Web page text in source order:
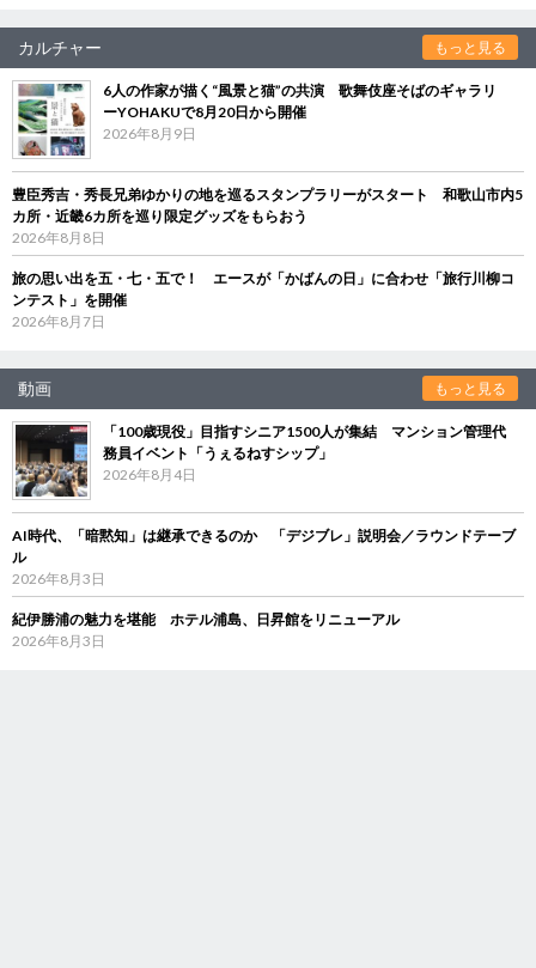
カルチャー もっと見る
6人の作家が描く“風景と猫”の共演 歌舞伎座そばのギャラリ
ーYOHAKUで8月20日から開催
2026年8月9日
豊臣秀吉・秀長兄弟ゆかりの地を巡るスタンプラリーがスタート 和歌山市内5
カ所・近畿6カ所を巡り限定グッズをもらおう
2026年8月8日
旅の思い出を五・七・五で！ エースが「かばんの日」に合わせ「旅行川柳コ
ンテスト」を開催
2026年8月7日
動画 もっと見る
「100歳現役」目指すシニア1500人が集結 マンション管理代
務員イベント「うぇるねすシップ」
2026年8月4日
AI時代、「暗黙知」は継承できるのか 「デジブレ」説明会／ラウンドテーブ
ル
2026年8月3日
紀伊勝浦の魅力を堪能 ホテル浦島、日昇館をリニューアル
2026年8月3日